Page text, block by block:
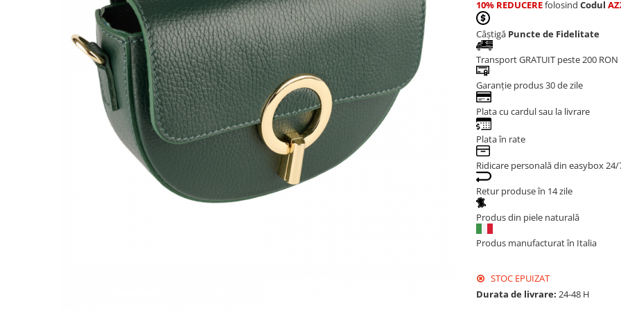
10% REDUCEREfolosind Codul
Câștigă Puncte de Fidelitate
Transport GRATUIT peste 200 RON
Garanție produs 30 de zile
Plata cu cardul sau la livrare
Plata în rate
Ridicare personală din easybox 24/
Retur produse în 14 zile
Produs din piele naturală
Produs manufacturat în Italia
STOC EPUIZAT
Durata de livrare: 24-48 H